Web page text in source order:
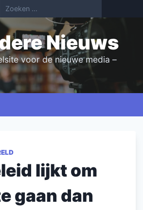
Nieuws
voor de nieuwe media –
lijkt om
gaan dan